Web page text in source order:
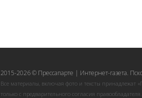
2015-2026 © Прессапарте | Интернет-газета.
Все материалы, включая фото и тексты принадлежат
только с предварительного согласия